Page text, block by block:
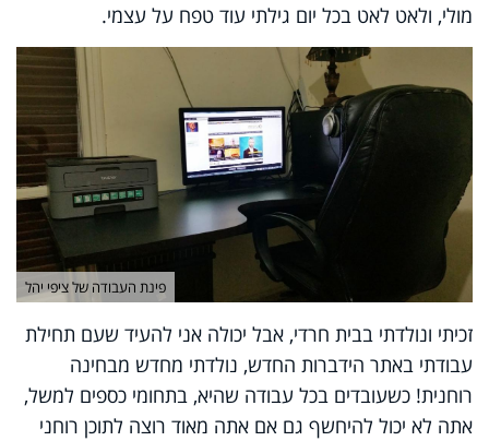
מולי, ולאט לאט בכל יום גילתי עוד טפח על עצמי.
פינת העבודה של ציפי יהל
זכיתי ונולדתי בבית חרדי, אבל יכולה אני להעיד שעם תחילת
עבודתי באתר הידברות החדש, נולדתי מחדש מבחינה
רוחנית! כשעובדים בכל עבודה שהיא, בתחומי כספים למשל,
אתה לא יכול להיחשף גם אם אתה מאוד רוצה לתוכן רוחני